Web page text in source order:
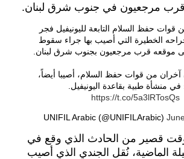
مرجعيون في جنوب شرق لبنان.
حفظ السلام التابعة لليونيفيل فجر
الخطيرة التي أصيب بها جراء سقوط
موقعه قرب مرجعيون بجنوب شرق لبنان.
آخران من قوات حفظ السلام، أصيبا أيضاً،
في منشأة طبية بقاعدة اليونيفيل.
https://t.co/5a3lRTosQs
قصير من الحادث الذي وقع في
الماضية، نُقل الجندي الذي أصيب